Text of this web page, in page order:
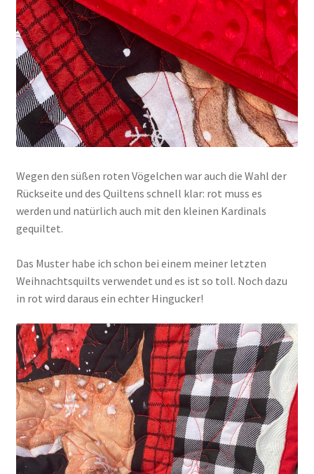
Wegen den süßen roten Vögelchen war auch die Wahl der
Rückseite und des Quiltens schnell klar: rot muss es
werden und natürlich auch mit den kleinen Kardinals
gequiltet.
Das Muster habe ich schon bei einem meiner letzten
Weihnachtsquilts verwendet und es ist so toll. Noch dazu
in rot wird daraus ein echter Hingucker!